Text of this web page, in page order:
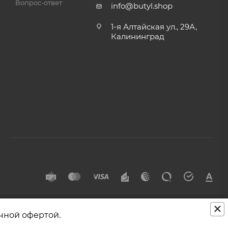
Вопрос-ответ info@butyl.shop
1-я Алтайская ул., 29А,
Калининград
×
офертой.